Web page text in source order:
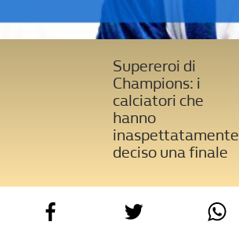
Supereroi di
Champions: i
calciatori che
hanno
inaspettatamente
deciso una finale